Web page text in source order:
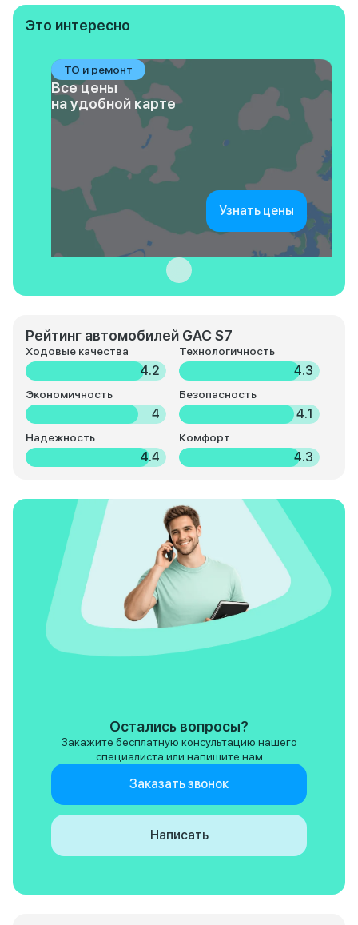
Это интересно
ТО и ремонт
Все цены
на удобной карте
Узнать цены
Рейтинг автомобилей GAC S7
Ходовые качества
4.2
Технологичность
4.3
Экономичность
4
Безопасность
4.1
Надежность
4.4
Комфорт
4.3
Остались вопросы?
Закажите бесплатную консультацию нашего
специалиста или напишите нам
Заказать звонок
Написать